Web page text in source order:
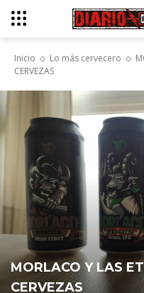
Inicio Lo más cervecero
CERVEZAS
MORLACO Y LAS
CERVEZAS